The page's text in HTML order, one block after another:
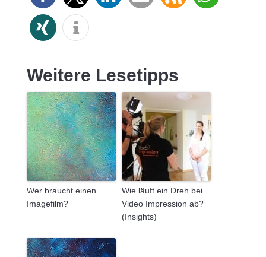
Weitere Lesetipps
Wer braucht einen
Imagefilm?
Wie läuft ein Dreh bei
Video Impression ab?
(Insights)